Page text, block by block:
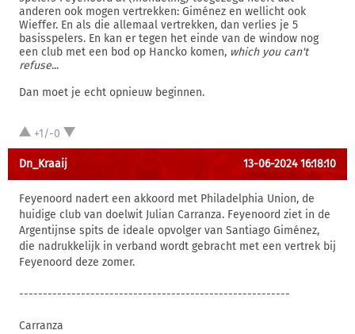
anderen ook mogen vertrekken: Giménez en wellicht ook
Wieffer. En als die allemaal vertrekken, dan verlies je 5
basisspelers. En kan er tegen het einde van de window nog
een club met een bod op Hancko komen, which you can't
refuse...
Dan moet je echt opnieuw beginnen.
+1/-0
Dn_Kraaij 13-06-2024 16:18:10
Feyenoord nadert een akkoord met Philadelphia Union, de
huidige club van doelwit Julian Carranza. Feyenoord ziet in de
Argentijnse spits de ideale opvolger van Santiago Giménez,
die nadrukkelijk in verband wordt gebracht met een vertrek bij
Feyenoord deze zomer.
---------------------------------------------------------
Carranza